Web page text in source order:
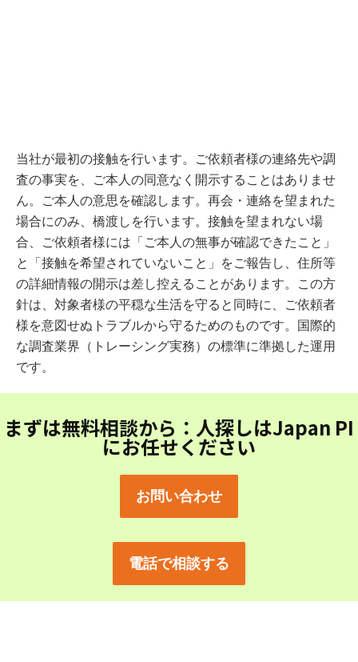
当社が最初の接触を行います。ご依頼者様の連絡先や調
査の事実を、ご本人の同意なく開示することはありませ
ん。ご本人の意思を確認します。再会・連絡を望まれた
場合にのみ、橋渡しを行います。接触を望まれない場
合、ご依頼者様には「ご本人の無事が確認できたこと」
と「接触を希望されていないこと」をご報告し、住所等
の詳細情報の開示は差し控えることがあります。この方
針は、対象者様の平穏な生活を守ると同時に、ご依頼者
様を意図せぬトラブルから守るためのものです。国際的
な調査業界（トレーシング実務）の標準に準拠した運用
です。
まずは無料相談から：人探しはJapan PI
にお任せください
お問い合わせ
電話で相談する